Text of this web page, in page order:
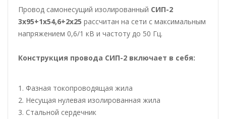
Провод самонесущий изолированный СИП-2
3х95+1х54,6+2х25 рассчитан на сети с максимальным
напряжением 0,6/1 кВ и частоту до 50 Гц.
Конструкция провода СИП-2 включает в себя:
1. Фазная токопроводящая жила
2. Несущая нулевая изолированная жила
3. Стальной сердечник